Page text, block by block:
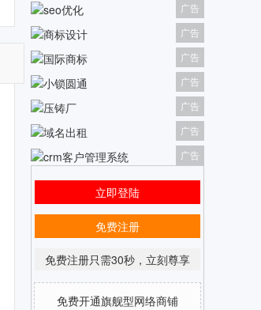
广告
广告
广告
广告
广告
广告
广告
立即登陆
免费注册
免费注册只需30秒，立刻尊享
免费开通旗舰型网络商铺